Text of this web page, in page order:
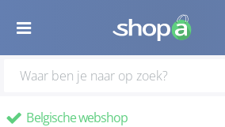
Belgische webshop